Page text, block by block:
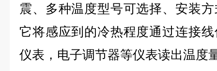
震、多种温度型号可选择、安装
它将感应到的冷热程度通过连接
仪表，电子调节器等仪表读出温度